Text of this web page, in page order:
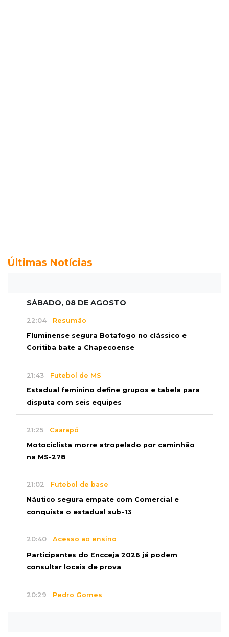
Últimas Notícias
SÁBADO, 08 DE AGOSTO
22:04 Resumão
Fluminense segura Botafogo no clássico e
Coritiba bate a Chapecoense
21:43 Futebol de MS
Estadual feminino define grupos e tabela para
disputa com seis equipes
21:25 Caarapó
Motociclista morre atropelado por caminhão
na MS-278
21:02 Futebol de base
Náutico segura empate com Comercial e
conquista o estadual sub-13
20:40 Acesso ao ensino
Participantes do Encceja 2026 já podem
consultar locais de prova
20:29 Pedro Gomes